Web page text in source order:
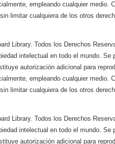
empleando cualquier
limitar cualquiera de los otros
Library. Todos los Derechos
intelectual en todo el mundo.
autorización adicional para
empleando cualquier
limitar cualquiera de los otros
Library. Todos los Derechos
intelectual en todo el mundo.
autorización adicional para